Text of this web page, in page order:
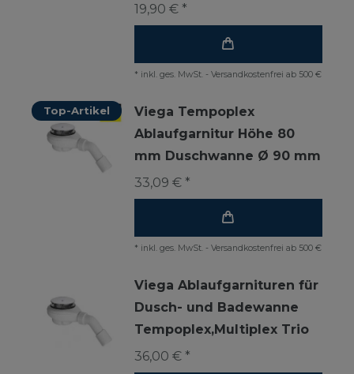
19,90 € *
* inkl. ges. MwSt. - Versandkostenfrei ab 500 €
Top-Artikel
Viega Tempoplex
Ablaufgarnitur Höhe 80
mm Duschwanne Ø 90 mm
33,09 € *
* inkl. ges. MwSt. - Versandkostenfrei ab 500 €
Viega Ablaufgarnituren für
Dusch- und Badewanne
Tempoplex,Multiplex Trio
36,00 € *